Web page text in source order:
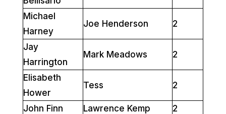
Michael
Harney
Joe Henderson 2
Jay
Harrington
Mark Meadows 2
Elisabeth
Hower
Tess 2
John Finn Lawrence Kemp
2